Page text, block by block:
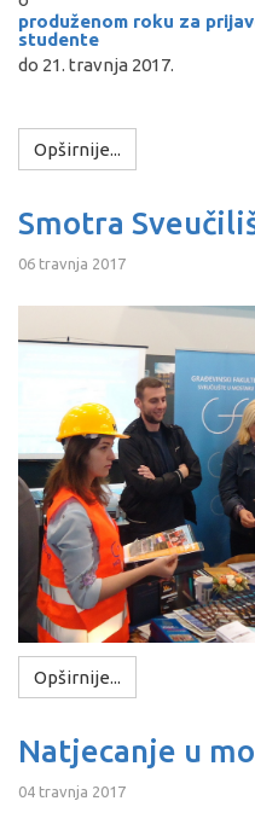
produženom roku za
studente
do 21. travnja 2017.
Opširnije...
Smotra
06 travnja 2017
Opširnije...
Natjecanje u
04 travnja 2017